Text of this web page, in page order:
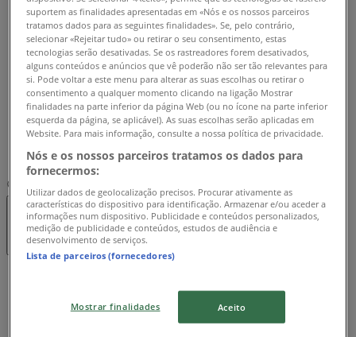
10:00 - 23:00
Quarta-feira
10:00 - 23:00
Quinta-feira
10:00 - 23:00
Sexta-feira
10:00 - 23:00
Sábado
10:00 - 23:00
Mapa
214818742
AbertoAté às 23:00
Segunda-feira
suportem as finalidades apresentadas em «Nós e os nossos parceiros
tratamos dados para as seguintes finalidades». Se, pelo contrário,
selecionar «Rejeitar tudo» ou retirar o seu consentimento, estas
tecnologias serão desativadas. Se os rastreadores forem desativados,
alguns conteúdos e anúncios que vê poderão não ser tão relevantes para
si. Pode voltar a este menu para alterar as suas escolhas ou retirar o
consentimento a qualquer momento clicando na ligação Mostrar
finalidades na parte inferior da página Web (ou no ícone na parte inferior
esquerda da página, se aplicável). As suas escolhas serão aplicadas em
Website. Para mais informação, consulte a nossa política de privacidade.
Nós e os nossos parceiros tratamos os dados para
fornecermos:
Utilizar dados de geolocalização precisos. Procurar ativamente as
características do dispositivo para identificação. Armazenar e/ou aceder a
informações num dispositivo. Publicidade e conteúdos personalizados,
medição de publicidade e conteúdos, estudos de audiência e
desenvolvimento de serviços.
Lista de parceiros (fornecedores)
Mostrar finalidades Aceito